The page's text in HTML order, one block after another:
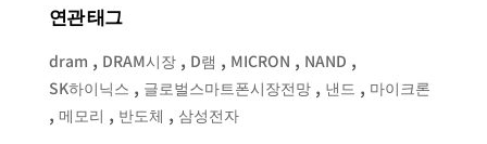
연관 태그
dram , DRAM시장, D램 , MICRON , NAND ,
SK하이닉스 , 글로벌스마트폰시장전망, 낸드 , 마이크론
, 메모리 , 반도체 , 삼성전자